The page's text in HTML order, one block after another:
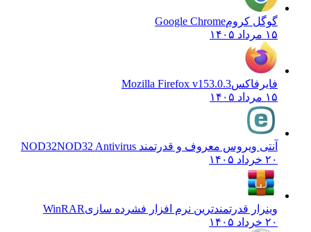
گوگل کرومGoogle Chrome
۱۵ مرداد ۱۴۰۵
فایرفاکسMozilla Firefox v153.0.3
۱۵ مرداد ۱۴۰۵
آنتی ویروس معروف و قدرتمند NOD32 NOD32 Antivirus
۲۰ خرداد ۱۴۰۵
وینرار قدرتمندترین نرم افزار فشرده سازیWinRAR
۲۰ خرداد ۱۴۰۵